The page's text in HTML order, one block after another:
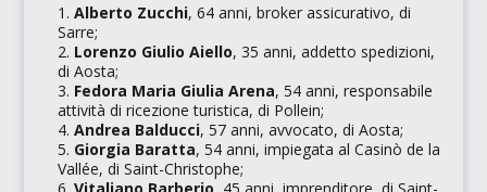
Alberto Zucchi, 64 anni, broker assicurativo, di
Sarre;
Lorenzo Giulio Aiello, 35 anni, addetto spedizioni,
di Aosta;
Fedora Maria Giulia Arena, 54 anni, responsabile
attività di ricezione turistica, di Pollein;
Andrea Balducci, 57 anni, avvocato, di Aosta;
Giorgia Baratta, 54 anni, impiegata al Casinò de la
Vallée, di Saint-Christophe;